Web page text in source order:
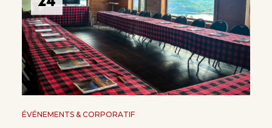
ÉVÉNEMENTS & CORPORATIF